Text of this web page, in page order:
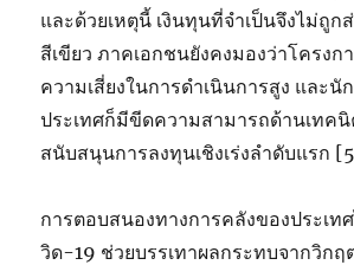
และด้วยเหตุนี้ เงินทุนที่จำเป็นจึงไม่ถูก
สีเขียว ภาคเอกชนยังคงมองว่าโครงก
ความเสี่ยงในการดำเนินการสูง และนั
ประเทศก็มีขีดความสามารถด้านเทค
สนับสนุนการลงทุนเชิงเร่งลำดับแรก
การตอบสนองทางการคลังของประเท
วิด-19 ช่วยบรรเทาผลกระทบจากวิก